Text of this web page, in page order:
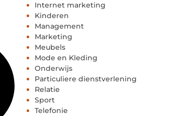
Internet marketing
Kinderen
Management
Marketing
Meubels
Mode en Kleding
Onderwijs
Particuliere dienstverlening
Relatie
Sport
Telefonie